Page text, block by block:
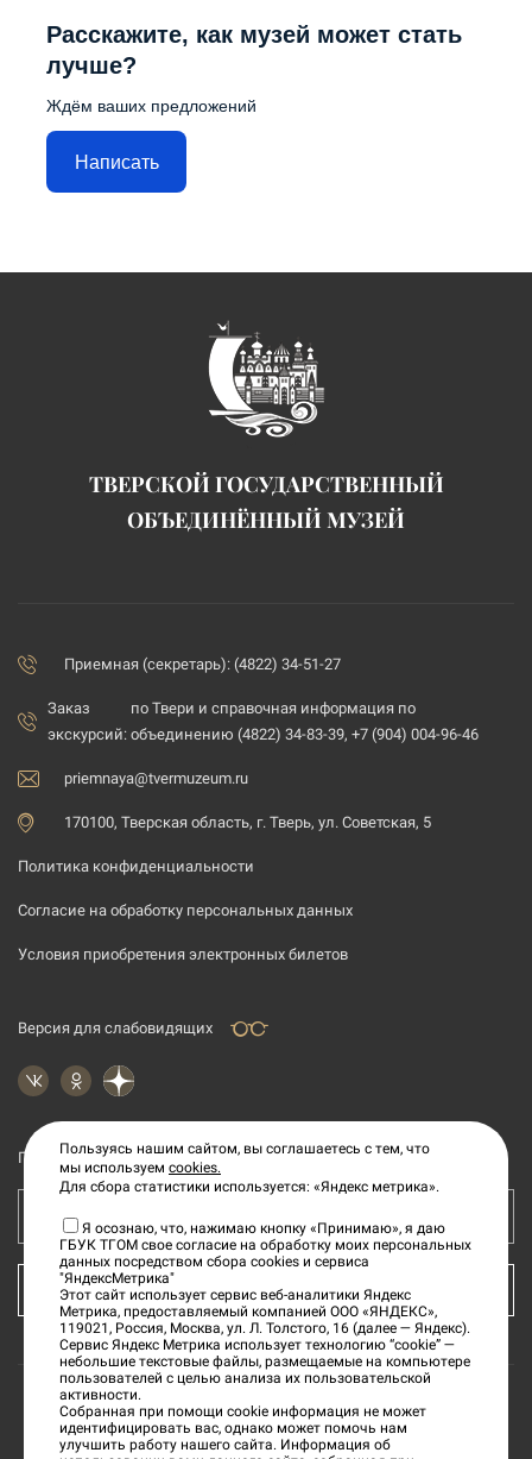
Расскажите, как музей может стать
лучше?
Ждём ваших предложений
Написать
ТВЕРСКОЙ ГОСУДАРСТВЕННЫЙ
ОБЪЕДИНЁННЫЙ МУЗЕЙ
Приемная (секретарь): (4822) 34-51-27
Заказ
экскурсий:
по Твери и справочная информация по
объединению (4822) 34-83-39, +7 (904) 004-96-46
priemnaya@tvermuzeum.ru
170100, Тверская область, г. Тверь, ул. Советская, 5
Политика конфиденциальности
Согласие на обработку персональных данных
Условия приобретения электронных билетов
Версия для слабовидящих
Подпишитесь на рассылку новостей
Ваш e-mail адрес
КУПИТЬ БИЛЕТ
2026«Тверской государственный объединенный
Пользуясь нашим сайтом, вы соглашаетесь с тем, что
мы используем cookies.
Для сбора статистики используется: «Яндекс метрика».
Я осознаю, что, нажимаю кнопку «Принимаю», я даю
ГБУК ТГОМ свое согласие на обработку моих персональных
данных посредством сбора cookies и сервиса
"ЯндексМетрика"
Этот сайт использует сервис веб-аналитики Яндекс
Метрика, предоставляемый компанией ООО «ЯНДЕКС»,
119021, Россия, Москва, ул. Л. Толстого, 16 (далее — Яндекс).
Сервис Яндекс Метрика использует технологию “cookie” —
небольшие текстовые файлы, размещаемые на компьютере
пользователей с целью анализа их пользовательской
активности.
Собранная при помощи cookie информация не может
идентифицировать вас, однако может помочь нам
улучшить работу нашего сайта. Информация об